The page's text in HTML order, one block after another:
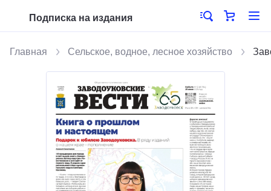
Подписка на издания
Главная Сельское, водное, лесное хозяйство